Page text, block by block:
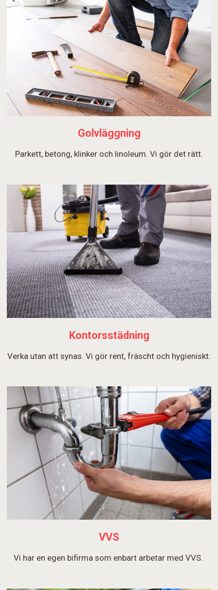
Golvläggning
Parkett, betong, klinker och linoleum. Vi gör det rätt.
Kontorsstädning
Verka utan att synas. Vi gör rent, fräscht och hygieniskt.
VVS
Vi har en egen bifirma som enbart arbetar med VVS.